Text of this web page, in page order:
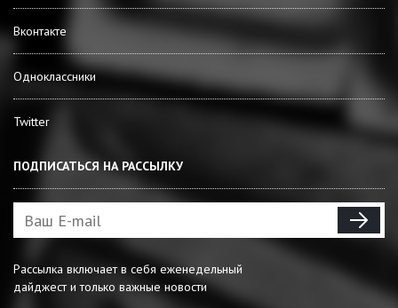
Вконтакте
Одноклассники
Twitter
ПОДПИСАТЬСЯ НА РАССЫЛКУ
Рассылка включает в себя еженедельный
дайджест и только важные новости